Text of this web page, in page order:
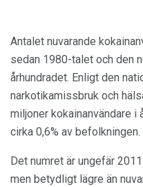
Antalet nuvarande
sedan 1980-talet och den
århundradet. Enligt den
narkotikamissbruk och
miljoner kokainanvändare i
cirka 0,6% av befolkningen.
Det numret är ungefär
men betydligt lägre än